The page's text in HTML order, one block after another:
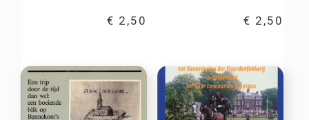
€ 2,50 € 2,50